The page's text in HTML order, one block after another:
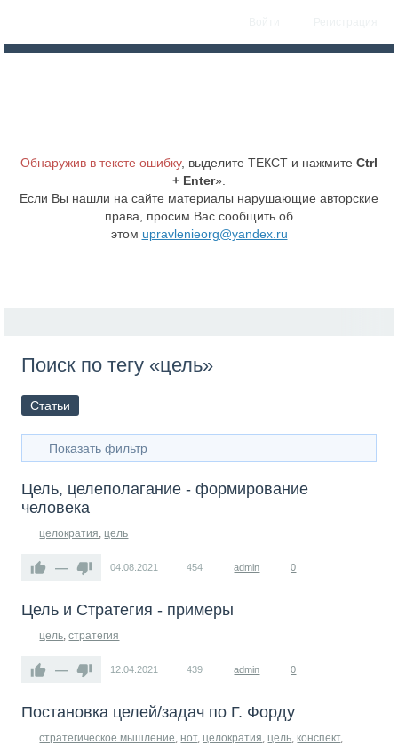
Обнаружив в тексте ошибку, выделите ТЕКСТ и нажмите Ctrl
+ Enter».
Если Вы нашли на сайте материалы нарушающие авторские
права, просим Вас сообщить об
этом upravlenieorg@yandex.ru
Поиск по тегу «цель»
Статьи
Показать фильтр
Цель, целеполагание - формирование
человека
целократия, цель
— 04.08.2021 454 admin 0
Цель и Стратегия - примеры
цель,стратегия
— 12.04.2021 439 admin 0
Постановка целей/задач по Г. Форду
стратегическое мышление, нот, целократия, цель,конспект,